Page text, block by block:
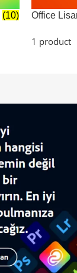
(10) Office
1 product